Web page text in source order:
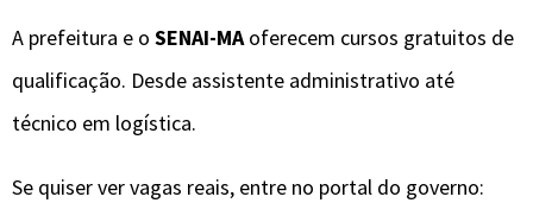
A prefeitura e o SENAI-MAoferecem cursos gratuitos de
qualificação. Desde assistente administrativo até
técnico em logística.
Se quiser ver vagas reais, entre no portal do governo: